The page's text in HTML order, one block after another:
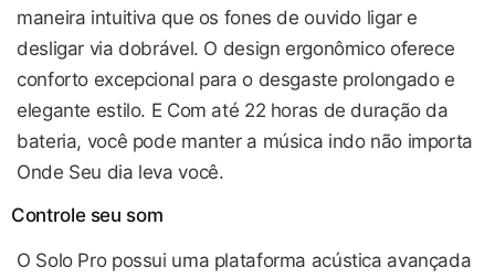
maneira intuitiva que os fones de ouvido ligar e
desligar via dobrável. O design ergonômico oferece
conforto excepcional para o desgaste prolongado e
elegante estilo. E Com até 22 horas de duração da
bateria, você pode manter a música indo não importa
Onde Seu dia leva você.
Controle seu som
O Solo Pro possui uma plataforma acústica avançada